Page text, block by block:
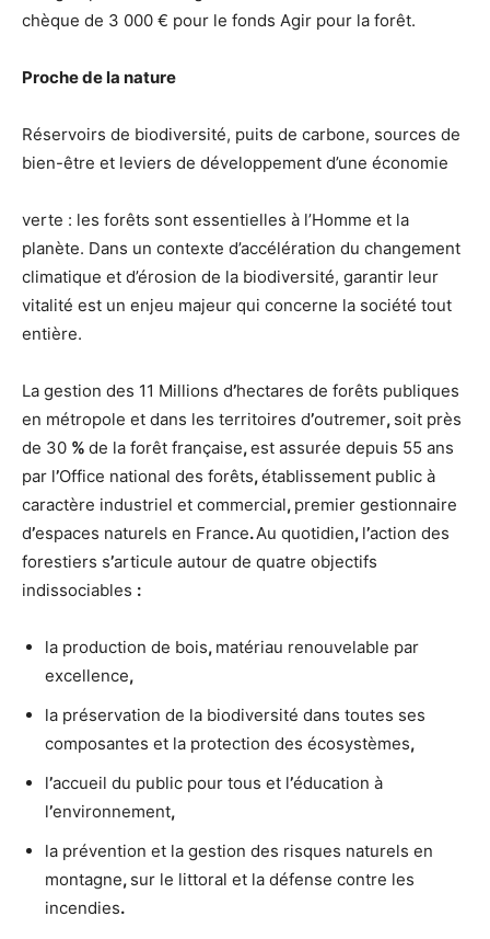
chèque de 3 000 € pour le fonds Agir pour la forêt.
Proche de la nature
Réservoirs de biodiversité, puits de carbone, sources de
bien-être et leviers de développement d’une économie
verte : les forêts sont essentielles à l’Homme et la
planète. Dans un contexte d’accélération du changement
climatique et d’érosion de la biodiversité, garantir leur
vitalité est un enjeu majeur qui concerne la société tout
entière.
La gestion des 11 Millions d’hectares de forêts publiques
en métropole et dans les territoires d’outremer, soit près
de 30 % de la forêt française,est assurée depuis 55 ans
par l’Office national des forêts,établissement public à
caractère industriel et commercial, premier gestionnaire
d’espaces naturels en France.Au quotidien, l’action des
forestiers s’articule autour de quatre objectifs
indissociables :
la production de bois, matériau renouvelable par
excellence,
la préservation de la biodiversité dans toutes ses
composantes et la protection des écosystèmes,
l’accueil du public pour tous et l’éducation à
l’environnement,
la prévention et la gestion des risques naturels en
montagne, sur le littoral et la défense contre les
incendies.